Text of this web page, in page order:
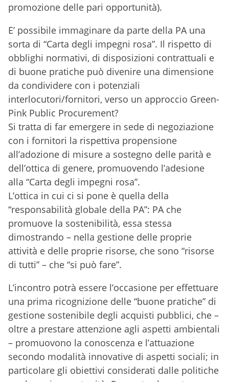
promozione delle pari opportunità).
E’ possibile immaginare da parte della PA una
sorta di “Carta degli impegni rosa”. Il rispetto di
obblighi normativi, di disposizioni contrattuali e
di buone pratiche può divenire una dimensione
da condividere con i potenziali
interlocutori/fornitori, verso un approccio Green-
Pink Public Procurement?
Si tratta di far emergere in sede di negoziazione
con i fornitori la rispettiva propensione
all’adozione di misure a sostegno delle parità e
dell’ottica di genere, promuovendo l’adesione
alla “Carta degli impegni rosa”.
L’ottica in cui ci si pone è quella della
“responsabilità globale della PA”: PA che
promuove la sostenibilità, essa stessa
dimostrando – nella gestione delle proprie
attività e delle proprie risorse, che sono “risorse
di tutti” – che “si può fare”.
L’incontro potrà essere l’occasione per effettuare
una prima ricognizione delle “buone pratiche” di
gestione sostenibile degli acquisti pubblici, che –
oltre a prestare attenzione agli aspetti ambientali
– promuovono la conoscenza e l’attuazione
secondo modalità innovative di aspetti sociali; in
particolare gli obiettivi considerati dalle politiche